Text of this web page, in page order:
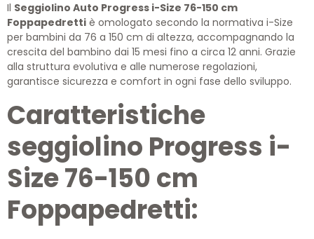
Il Seggiolino Auto Progress i-Size 76-150 cm
Foppapedretti è omologato secondo la normativa i-Size
per bambini da 76 a 150 cm di altezza, accompagnando la
crescita del bambino dai 15 mesi fino a circa 12 anni. Grazie
alla struttura evolutiva e alle numerose regolazioni,
garantisce sicurezza e comfort in ogni fase dello sviluppo.
Caratteristiche
seggiolino Progress i-
Size 76-150 cm
Foppapedretti: